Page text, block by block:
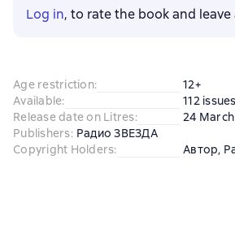
Log in, to rate the book and leave
Age restriction:
12+
Available:
112 issues
Release date on Litres:
24
Publishers: Радио ЗВЕЗДА
Copyright Holders: Автор,